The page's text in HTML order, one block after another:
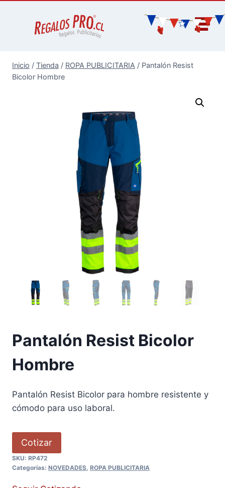
Inicio / Tienda / ROPA PUBLICITARIA / Pantalón Resist
Bicolor Hombre
Pantalón Resist Bicolor
Hombre
Pantalón Resist Bicolor para hombre resistente y
cómodo para uso laboral.
Cotizar
SKU: RP472
Categorías: NOVEDADES, ROPA PUBLICITARIA